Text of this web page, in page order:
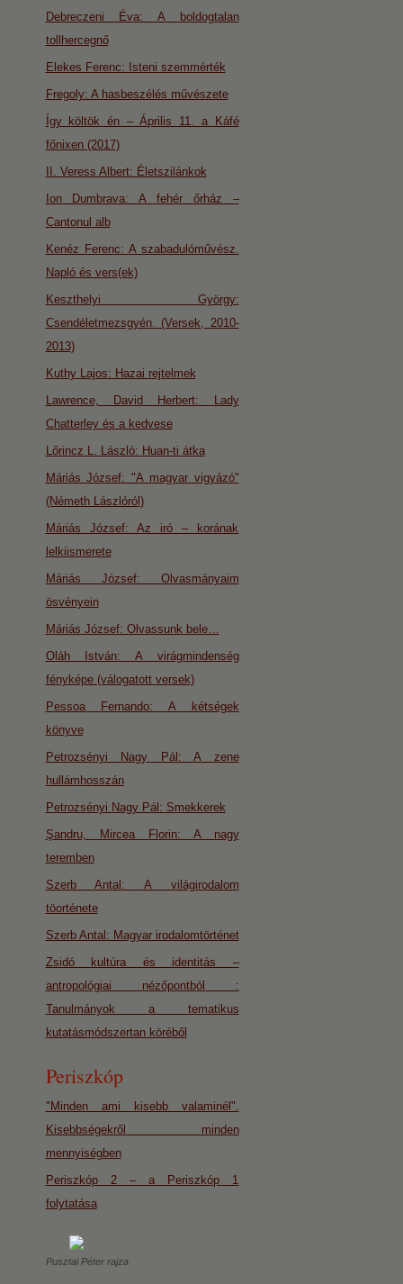
Debreczeni Éva: A boldogtalan
tollhercegnő
Elekes Ferenc: Isteni szemmérték
Fregoly: A hasbeszélés művészete
Így költök én – Április 11. a Káfé
főnixen (2017)
II. Veress Albert: Életszilánkok
Ion Dumbrava: A fehér őrház –
Cantonul alb
Kenéz Ferenc: A szabadulóművész.
Napló és vers(ek)
Keszthelyi György:
Csendéletmezsgyén. (Versek, 2010-
2013)
Kuthy Lajos: Hazai rejtelmek
Lawrence, David Herbert: Lady
Chatterley és a kedvese
Lőrincz L. László: Huan-ti átka
Máriás József: "A magyar vigyázó"
(Németh Lászlóról)
Máriás József: Az iró – korának
lelkiismerete
Máriás József: Olvasmányaim
ösvényein
Máriás József: Olvassunk bele…
Oláh István: A virágmindenség
fényképe (válogatott versek)
Pessoa Fernando: A kétségek
könyve
Petrozsényi Nagy Pál: A zene
hullámhosszán
Petrozsényi Nagy Pál: Smekkerek
Şandru, Mircea Florin: A nagy
teremben
Szerb Antal: A világirodalom
töorténete
Szerb Antal: Magyar irodalomtörténet
Zsidó kultúra és identitás –
antropológiai nézőpontból :
Tanulmányok a tematikus
kutatásmódszertan köréből
Periszkóp
"Minden ami kisebb valaminél".
Kisebbségekről minden
mennyiségben
Periszkóp 2 – a Periszkóp 1
folytatása
Pusztai Péter rajza